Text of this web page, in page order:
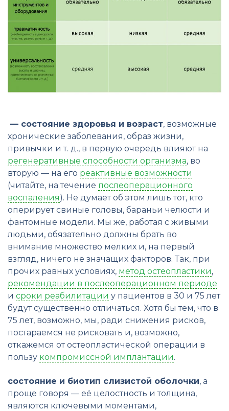
— состояние здоровья и возраст, возможные
хронические заболевания, образ жизни,
привычки и т. д., в первую очередь влияют на
регенеративные способности организма, во
вторую — на его реактивные возможности
(читайте, на течение послеоперационного
воспаления). Не думает об этом лишь тот, кто
оперирует свиные головы, бараньи челюсти и
фантомные модели. Мы же, работая с живыми
людьми, обязательно должны брать во
внимание множество мелких и, на первый
взгляд, ничего не значащих факторов. Так, при
прочих равных условиях, метод остеопластики,
рекомендации в послеоперационном периоде
и сроки реабилитации у пациентов в 30 и 75 лет
будут существенно отличаться. Хотя бы тем, что в
75 лет, возможно, мы, ради снижения рисков,
постараемся не рисковать и, возможно,
откажемся от остеопластической операции в
пользу компромиссной имплантации.
состояние и биотип слизистой оболочки, а
проще говоря — её целостность и толщина,
являются ключевыми моментами,